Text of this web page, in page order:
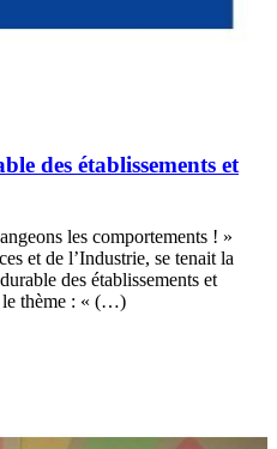
des établissements et
les comportements ! »
et de l’Industrie, se tenait la
des établissements et
le thème : « (…)